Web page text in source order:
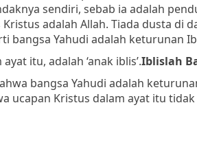
sendiri, sebab ia adalah
adalah Allah. Tiada dusta di
bangsa Yahudi adalah keturunan
itu, adalah ‘anak iblis’.Iblislah
bangsa Yahudi adalah
ucapan Kristus dalam ayat itu